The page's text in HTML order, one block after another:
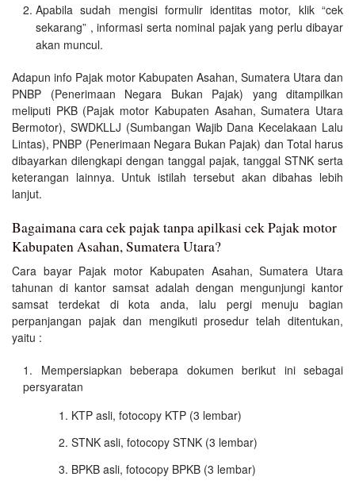
Apabila sudah mengisi formulir identitas motor, klik “cek
sekarang” , informasi serta nominal pajak yang perlu dibayar
akan muncul.
Adapun info Pajak motor Kabupaten Asahan, Sumatera Utara dan
PNBP (Penerimaan Negara Bukan Pajak) yang ditampilkan
meliputi PKB (Pajak motor Kabupaten Asahan, Sumatera Utara
Bermotor), SWDKLLJ (Sumbangan Wajib Dana Kecelakaan Lalu
Lintas), PNBP (Penerimaan Negara Bukan Pajak) dan Total harus
dibayarkan dilengkapi dengan tanggal pajak, tanggal STNK serta
keterangan lainnya. Untuk istilah tersebut akan dibahas lebih
lanjut.
Bagaimana cara cek pajak tanpa apilkasi cek Pajak motor
Kabupaten Asahan, Sumatera Utara?
Cara bayar Pajak motor Kabupaten Asahan, Sumatera Utara
tahunan di kantor samsat adalah dengan mengunjungi kantor
samsat terdekat di kota anda, lalu pergi menuju bagian
perpanjangan pajak dan mengikuti prosedur telah ditentukan,
yaitu :
Mempersiapkan beberapa dokumen berikut ini sebagai
persyaratan
KTP asli, fotocopy KTP (3 lembar)
STNK asli, fotocopy STNK (3 lembar)
BPKB asli, fotocopy BPKB (3 lembar)